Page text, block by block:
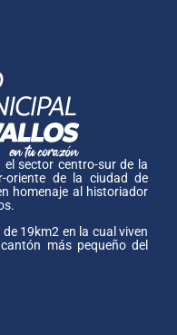
sector centro-sur de la
oriente de la ciudad de
homenaje al historiador
19km2 en la cual viven
más pequeño del